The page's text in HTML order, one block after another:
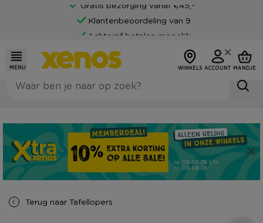
Gratis bezorging vanaf €45,-*
Klantenbeoordeling van 9
Achteraf betalen mogelijk
MENU WINKELS ACCOUNT MANDJE
Terug naar Tafellopers